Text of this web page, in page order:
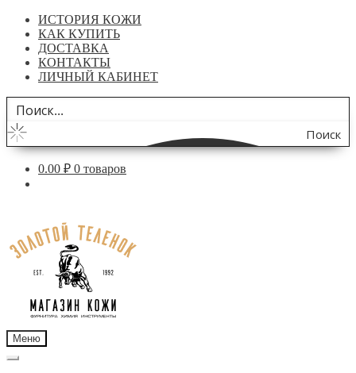
ИСТОРИЯ КОЖИ
КАК КУПИТЬ
ДОСТАВКА
КОНТАКТЫ
ЛИЧНЫЙ КАБИНЕТ
Поиск
по
0.00 ₽ 0 товаров
навигации
содержимому
Меню